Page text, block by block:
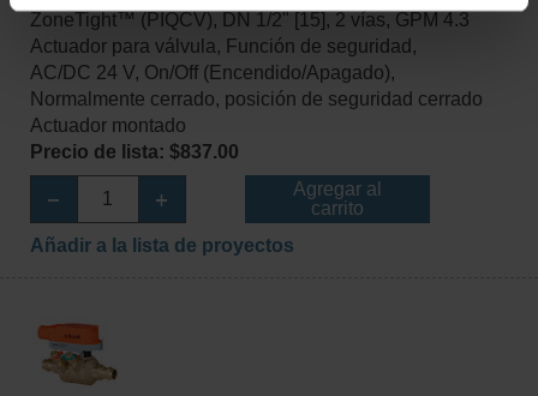
ZoneTight™ (PIQCV), DN 1/2" [15], 2 vías, GPM 4.3
Actuador para válvula, Función de seguridad,
AC/DC 24 V, On/Off (Encendido/Apagado),
Normalmente cerrado, posición de seguridad cerrado
Actuador montado
Precio de lista: $837.00
Agregar al
carrito
Añadir a la lista de proyectos